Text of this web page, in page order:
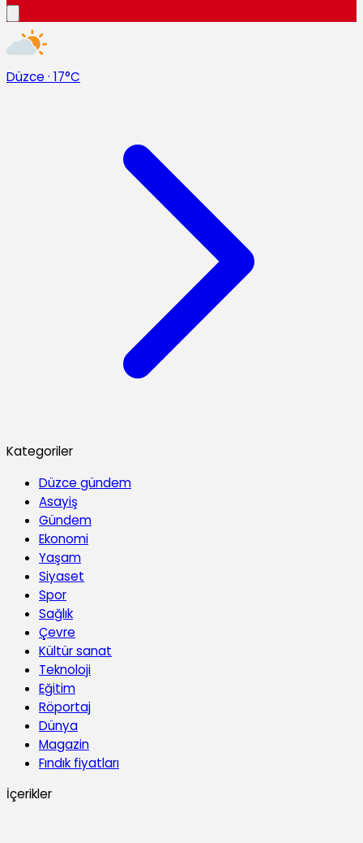
Düzce · 17°C
Kategoriler
Düzce gündem
Asayiş
Gündem
Ekonomi
Yaşam
Siyaset
Spor
Sağlık
Çevre
Kültür sanat
Teknoloji
Eğitim
Röportaj
Dünya
Magazin
Fındık fiyatları
İçerikler